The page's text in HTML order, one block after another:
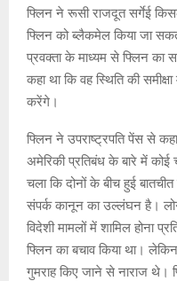
फ्लिन ने रूसी राजदूत सर्गेई
फ्लिन को ब्लैकमेल किया जा
प्रवक्ता के माध्यम से फ्लिन का
कहा था कि वह स्थिति की
करेंगे।
फ्लिन ने उपराष्ट्रपति पेंस से
अमेरिकी प्रतिबंध के बारे में कोई
चला कि दोनों के बीच हुई
संपर्क कानून का उल्लंघन है।
विदेशी मामलों में शामिल होना
फ्लिन का बचाव किया था।
गुमराह किए जाने से नाराज थे।